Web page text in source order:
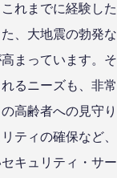
れまでに経験した
、大地震の勃発な
まっています。そ
るニーズも、非常
高齢者への見守り
ティの確保など、
キュリティ・サー